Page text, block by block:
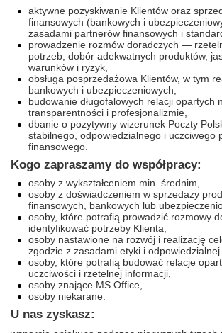
aktywne pozyskiwanie Klientów oraz
finansowych (bankowych i
zasadami partnerów finansowych i
prowadzenie rozmów doradczych —
potrzeb, dobór adekwatnych produktów,
warunków i ryzyk,
obsługa posprzedażowa Klientów, w tym
bankowych i ubezpieczeniowych,
budowanie długofalowych relacji opartych
transparentności i profesjonalizmie,
dbanie o pozytywny wizerunek Poczty
stabilnego, odpowiedzialnego i uczciwego
finansowego.
Kogo zapraszamy do współpracy:
osoby z wykształceniem min. średnim,
osoby z doświadczeniem w sprzedaży
finansowych, bankowych lub
osoby, które potrafią prowadzić rozmowy
identyfikować potrzeby Klienta,
osoby nastawione na rozwój i realizację
zgodzie z zasadami etyki i odpowiedzialnej
osoby, które potrafią budować relacje
uczciwości i rzetelnej informacji,
osoby znające MS Office,
osoby niekarane.
U nas zyskasz: